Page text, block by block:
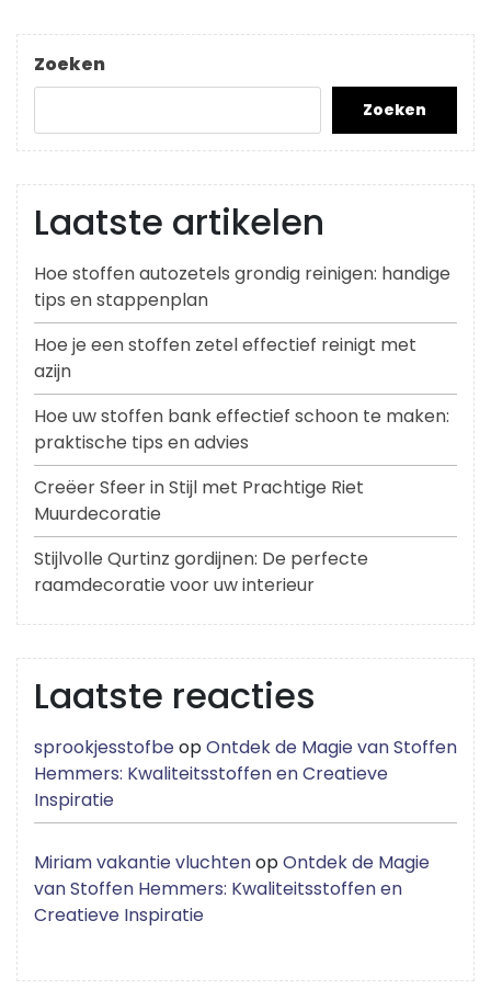
Zoeken
Zoeken
Laatste artikelen
Hoe stoffen autozetels grondig reinigen: handige
tips en stappenplan
Hoe je een stoffen zetel effectief reinigt met
azijn
Hoe uw stoffen bank effectief schoon te maken:
praktische tips en advies
Creëer Sfeer in Stijl met Prachtige Riet
Muurdecoratie
Stijlvolle Qurtinz gordijnen: De perfecte
raamdecoratie voor uw interieur
Laatste reacties
sprookjesstofbeopOntdek de Magie van Stoffen
Hemmers: Kwaliteitsstoffen en Creatieve
Inspiratie
Miriam vakantie vluchtenopOntdek de Magie
van Stoffen Hemmers: Kwaliteitsstoffen en
Creatieve Inspiratie